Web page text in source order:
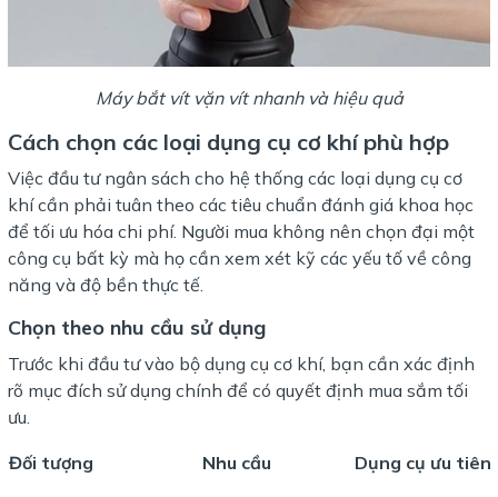
Máy bắt vít vặn vít nhanh và hiệu quả
Cách chọn các loại dụng cụ cơ khí phù hợp
Việc đầu tư ngân sách cho hệ thống các loại dụng cụ cơ
khí cần phải tuân theo các tiêu chuẩn đánh giá khoa học
để tối ưu hóa chi phí. Người mua không nên chọn đại một
công cụ bất kỳ mà họ cần xem xét kỹ các yếu tố về công
năng và độ bền thực tế.
Chọn theo nhu cầu sử dụng
Trước khi đầu tư vào bộ dụng cụ cơ khí, bạn cần xác định
rõ mục đích sử dụng chính để có quyết định mua sắm tối
ưu.
Đối tượng Nhu cầu Dụng cụ ưu tiên